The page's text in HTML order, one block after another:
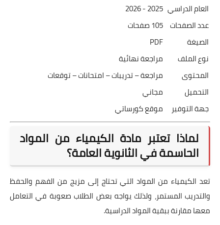
العام الدراسي 2025 - 2026
عدد الصفحات 105 صفحات
الصيغة
PDF
نوع الملف
مراجعة نهائية
المحتوى
مراجعة – تدريبات – امتحانات – توقعات
التحميل
مجاني
جهة التوفير
موقع كورساتي
لماذا تعتبر مادة الكيمياء من المواد
الحاسمة في الثانوية العامة؟
تعد الكيمياء من المواد التي تحتاج إلى مزيج من الفهم والحفظ
والتدريب المستمر، ولذلك يواجه بعض الطلاب صعوبة في التعامل
معها مقارنة ببقية المواد الدراسية.